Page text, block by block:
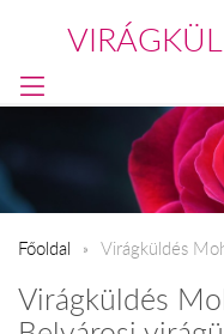
Főoldal Virágküldés
Virágküldés